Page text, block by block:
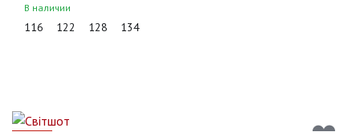
В наличии
116 122 128 134